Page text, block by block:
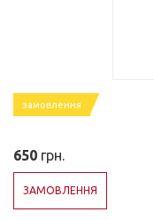
замовлення
650 грн.
ЗАМОВЛЕННЯ